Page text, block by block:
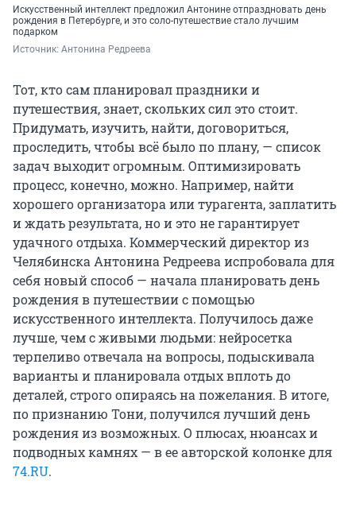
Искусственный интеллект предложил Антонине отпраздновать день
рождения в Петербурге, и это соло-путешествие стало лучшим
подарком
Источник: Антонина Редреева
Тот, кто сам планировал праздники и
путешествия, знает, скольких сил это стоит.
Придумать, изучить, найти, договориться,
проследить, чтобы всё было по плану, — список
задач выходит огромным. Оптимизировать
процесс, конечно, можно. Например, найти
хорошего организатора или турагента, заплатить
и ждать результата, но и это не гарантирует
удачного отдыха. Коммерческий директор из
Челябинска Антонина Редреева испробовала для
себя новый способ — начала планировать день
рождения в путешествии с помощью
искусственного интеллекта. Получилось даже
лучше, чем с живыми людьми: нейросетка
терпеливо отвечала на вопросы, подыскивала
варианты и планировала отдых вплоть до
деталей, строго опираясь на пожелания. В итоге,
по признанию Тони, получился лучший день
рождения из возможных. О плюсах, нюансах и
подводных камнях — в ее авторской колонке для
74.RU.